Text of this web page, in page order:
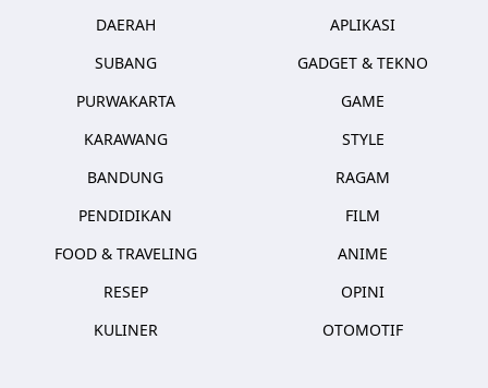
DAERAH
SUBANG
PURWAKARTA
KARAWANG
BANDUNG
PENDIDIKAN
FOOD & TRAVELING
RESEP
KULINER
APLIKASI
GADGET & TEKNO
GAME
STYLE
RAGAM
FILM
ANIME
OPINI
OTOMOTIF